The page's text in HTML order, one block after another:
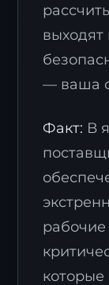
выходят
— ваша
Факт: В
которые